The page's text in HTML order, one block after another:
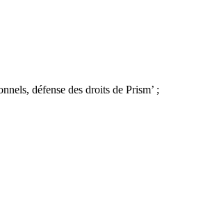
défense des droits de Prism’ ;